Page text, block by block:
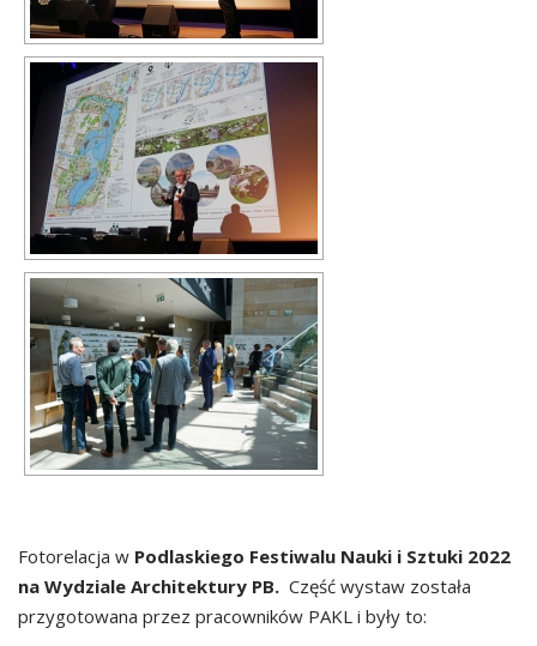
Fotorelacja w Podlaskiego Festiwalu Nauki i Sztuki 2022
na Wydziale Architektury PB. Część wystaw została
przygotowana przez pracowników PAKL i były to: